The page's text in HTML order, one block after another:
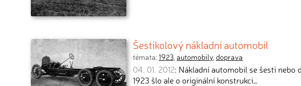
Šestikolový nákladní automobil
témata:1923,automobily,doprava
04. 01. 2012: Nákladní automobil se šesti nebo
1923 šlo ale o originální konstrukci…